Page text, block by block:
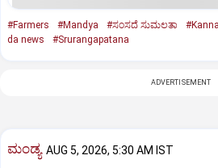
#Farmers #Mandya #ಸಂಸದೆ ಸುಮಲತಾ
da news
#Srurangapatana
ADVERTISEMENT
ಮಂಡ್ಯ AUG 5, 2026, 5:30 AM IST